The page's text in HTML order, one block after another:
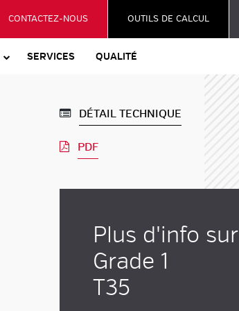
SERVICES QUALITÉ
CONTACTEZ-NOUS OUTILS DE CALCUL
DÉTAIL TECHNIQUE
PDF
Plus d'info sur
Grade 1
T35